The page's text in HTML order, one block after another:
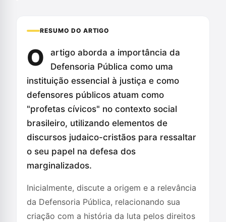
RESUMO DO ARTIGO
O
artigo aborda a importância da
Defensoria Pública como uma
instituição essencial à justiça e como
defensores públicos atuam como
"profetas cívicos" no contexto social
brasileiro, utilizando elementos de
discursos judaico-cristãos para ressaltar
o seu papel na defesa dos
marginalizados.
Inicialmente, discute a origem e a relevância
da Defensoria Pública, relacionando sua
criação com a história da luta pelos direitos